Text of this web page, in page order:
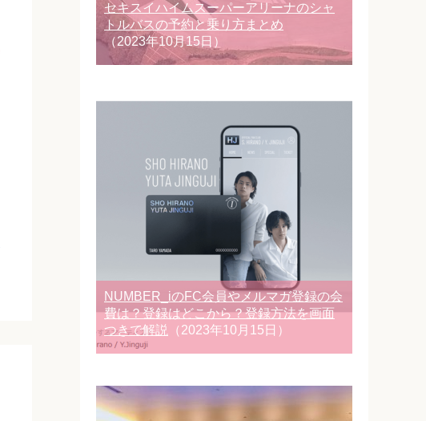
セキスイハイムスーパーアリーナのシャ
トルバスの予約と乗り方まとめ
（2023年10月15日）
NUMBER_iのFC会員やメルマガ登録の会
費は？登録はどこから？登録方法を画面
つきで解説
（2023年10月15日）